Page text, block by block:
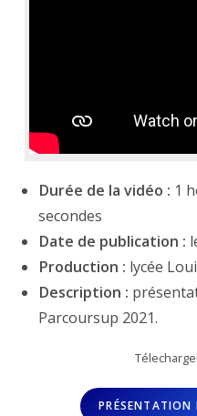
Durée de la vidéo : 1
secondes
Date de publication :
Production : lycée
Description :
Parcoursup 2021.
PRÉSENTATION